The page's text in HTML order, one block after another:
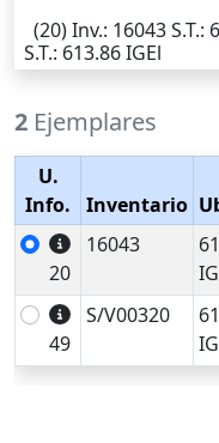
(20)Inv.: 16043S.T.:
S.T.: 613.86 IGEl
2 Ejemplares
U.
Info.
Inventario
20
16043
49
S/V00320